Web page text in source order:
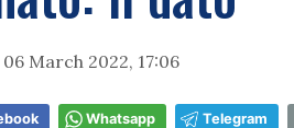
06 March 2022, 17:06
Whatsapp Telegram